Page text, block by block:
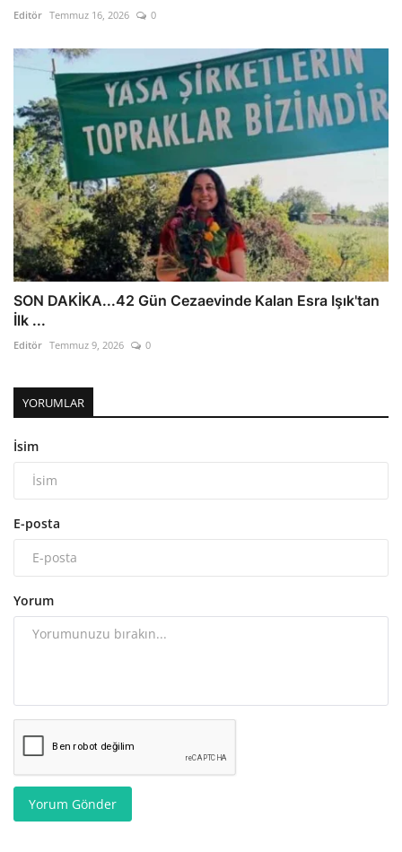
Editör Temmuz 16, 2026 0
SON DAKİKA...42 Gün Cezaevinde Kalan Esra Işık'tan
İlk ...
Editör Temmuz 9, 2026 0
YORUMLAR
İsim
E-posta
Yorum
Yorum Gönder